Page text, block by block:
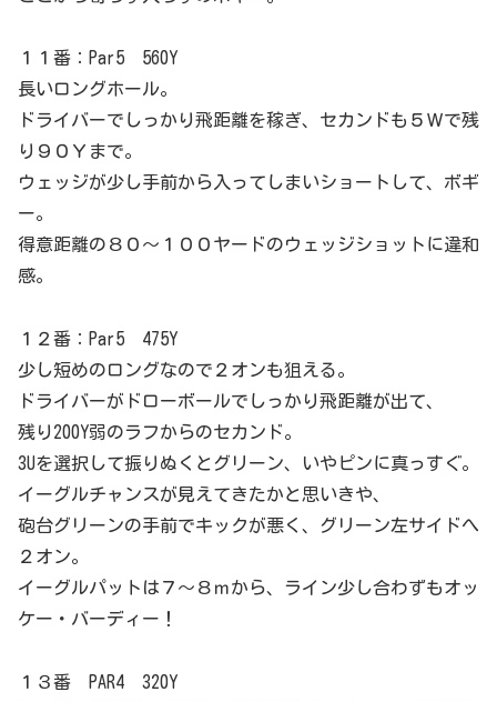
１１番：Par5 560Y
長いロングホール。
ドライバーでしっかり飛距離を稼ぎ、セカンドも５Ｗで残
り９０Ｙまで。
ウェッジが少し手前から入ってしまいショートして、ボギ
ー。
得意距離の８０～１００ヤードのウェッジショットに違和
感。
１２番：Par5 475Y
少し短めのロングなので２オンも狙える。
ドライバーがドローボールでしっかり飛距離が出て、
残り200Y弱のラフからのセカンド。
3Uを選択して振りぬくとグリーン、いやピンに真っすぐ。
イーグルチャンスが見えてきたかと思いきや、
砲台グリーンの手前でキックが悪く、グリーン左サイドへ
２オン。
イーグルパットは７～８ｍから、ライン少し合わずもオッ
ケー・バーディー！
１３番 PAR4 320Y